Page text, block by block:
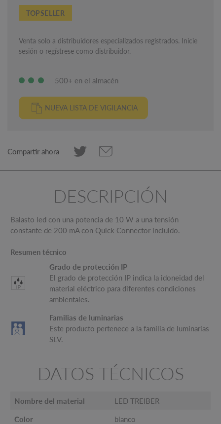
TOPSELLER
Venta solo a distribuidores especializados registrados. Inicie
sesión o regístrese como distribuidor.
500+ en el almacén
NUEVA LISTA DE VIGILANCIA
Compartir ahora
DESCRIPCIÓN
Balasto led con una potencia de 10 W a una tensión
constante de 200 mA con Quick Connector incluido.
Resumen técnico
Grado de protección IP
El grado de protección IP indica la idoneidad del
material eléctrico para diferentes condiciones
ambientales.
Familias de luminarias
Este producto pertenece a la familia de luminarias
SLV.
DATOS TÉCNICOS
Nombre del material LED TREIBER
Color blanco